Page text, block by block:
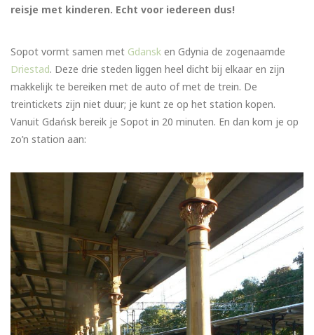
reisje met kinderen. Echt voor iedereen dus!
Sopot vormt samen met Gdansk en Gdynia de zogenaamde
Driestad. Deze drie steden liggen heel dicht bij elkaar en zijn
makkelijk te bereiken met de auto of met de trein. De
treintickets zijn niet duur; je kunt ze op het station kopen.
Vanuit Gdańsk bereik je Sopot in 20 minuten. En dan kom je op
zo’n station aan: